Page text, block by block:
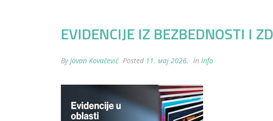
EVIDENCIJE IZ BEZBEDNOSTI I
ByJovan Kovačević Posted 11. мај 2026. In Info